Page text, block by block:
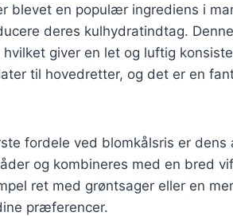
blevet en populær ingrediens i
deres kulhydratindtag.
hvilket giver en let og luftig
til hovedretter, og det er en
fordele ved blomkålsris er
og kombineres med en bred
ret med grøntsager eller en
præferencer.